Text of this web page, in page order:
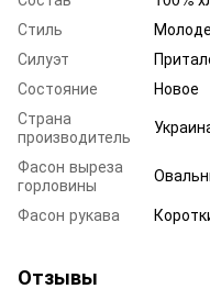
Стиль
Силуэт
Состояние
Новое
Страна
производитель
Фасон выреза
горловины
Фасон рукава
Отзывы